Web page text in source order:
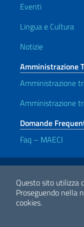
Questo sito utilizza
Proseguendo nella
cookies.
Eventi
Lingua e Cultura
Notizie
Amministrazione
Amministrazione
Amministrazione
Domande
Faq – MAECI
Link Utili